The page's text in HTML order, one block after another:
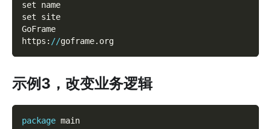
set name
set site
GoFrame
https : //goframe. org
示例3，改变业务逻辑
package main